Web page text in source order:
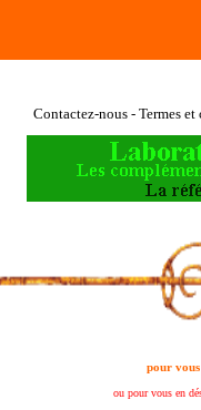
Contactez-nous - Termes
pour
ou pour vous en